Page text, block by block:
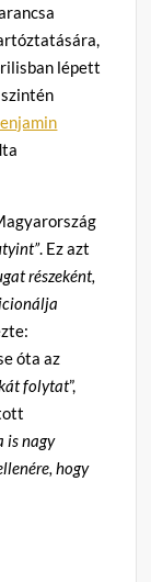
lépett
. Ez azt
részeként,
óta az
folytat”,
is nagy
hogy